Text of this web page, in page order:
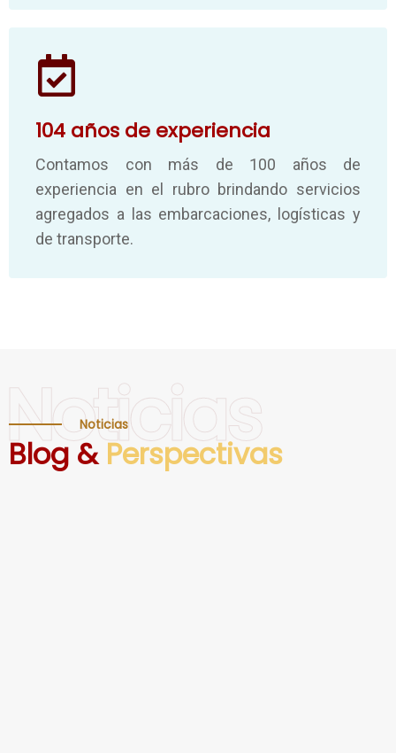
104 años de experiencia
Contamos con más de 100 años de
experiencia en el rubro brindando servicios
agregados a las embarcaciones, logísticas y
de transporte.
Noticias
Noticias
Blog &Perspectivas